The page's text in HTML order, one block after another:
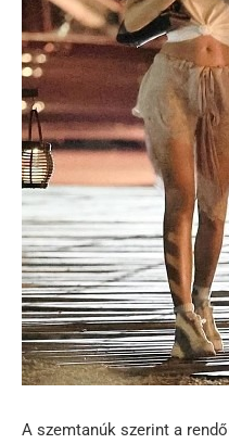
A szemtanúk szerint a